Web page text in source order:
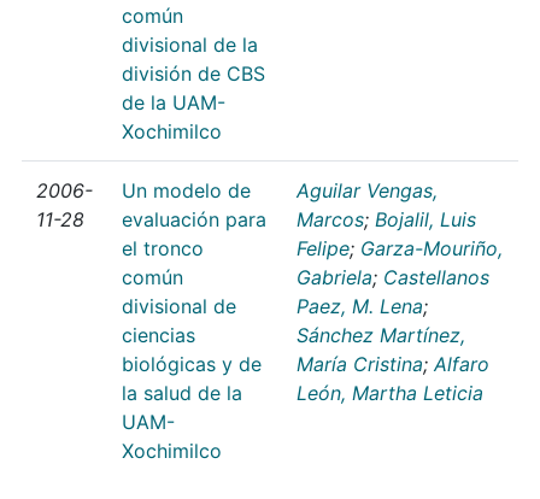
común
divisional de la
división de CBS
de la UAM-
Xochimilco
2006-
11-28
Un modelo de
evaluación para
el tronco
común
divisional de
ciencias
biológicas y de
la salud de la
UAM-
Xochimilco
Aguilar Vengas,
Marcos; Bojalil, Luis
Felipe; Garza-Mouriño,
Gabriela; Castellanos
Paez, M. Lena;
Sánchez Martínez,
María Cristina; Alfaro
León, Martha Leticia